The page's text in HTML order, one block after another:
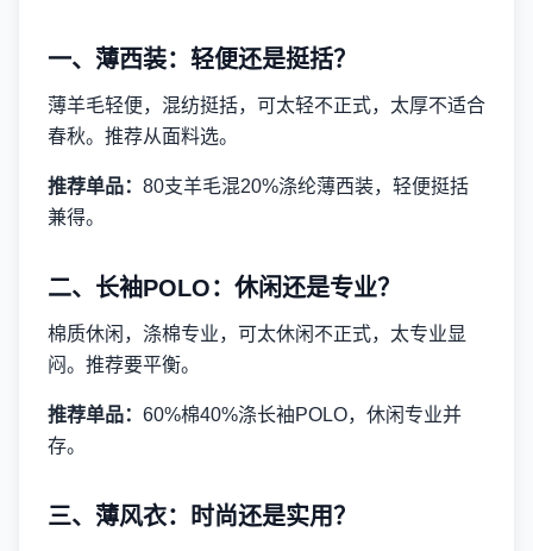
一、薄西装：轻便还是挺括？
薄羊毛轻便，混纺挺括，可太轻不正式，太厚不适合
春秋。推荐从面料选。
推荐单品： 80支羊毛混20%涤纶薄西装，轻便挺括
兼得。
二、长袖POLO：休闲还是专业？
棉质休闲，涤棉专业，可太休闲不正式，太专业显
闷。推荐要平衡。
推荐单品： 60%棉40%涤长袖POLO，休闲专业并
存。
三、薄风衣：时尚还是实用？